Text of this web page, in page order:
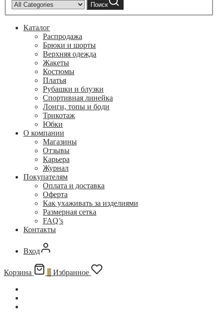
Поиск
Каталог
Распродажа
Брюки и шорты
Верхняя одежда
Жакеты
Костюмы
Платья
Рубашки и блузки
Спортивная линейка
Лонги, топы и боди
Трикотаж
Юбки
О компании
Магазины
Отзывы
Карьера
Журнал
Покупателям
Оплата и доставка
Оферта
Как ухаживать за изделиями
Размерная сетка
FAQ’s
Контакты
Вход
Корзина Избранное